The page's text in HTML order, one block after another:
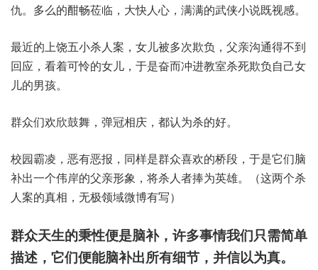
仇。多么的酣畅莅临，大快人心，满满的武侠小说既视感。
最近的上饶五小杀人案，女儿被多次欺负，父亲沟通得不到
回应，看着可怜的女儿，于是奋而冲进教室杀死欺负自己女
儿的男孩。
群众们欢欣鼓舞，弹冠相庆，都认为杀的好。
校园霸凌，恶有恶报，同样是群众喜欢的桥段，于是它们脑
补出一个伟岸的父亲形象，将杀人者捧为英雄。（这两个杀
人案的真相，无极领域微博有写）
群众天生的秉性便是脑补，许多事情我们只需简单
描述，它们便能脑补出所有细节，并信以为真。